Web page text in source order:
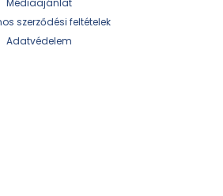
Médiaajánlat
szerződési feltételek
Adatvédelem